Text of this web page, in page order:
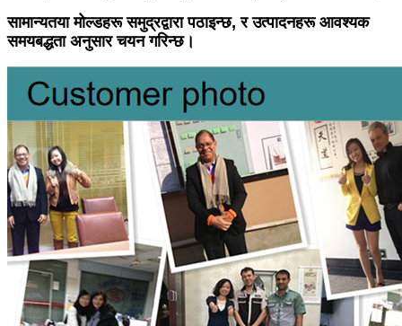
सामान्यतया मोल्डहरू समुद्रद्वारा पठाइन्छ, र उत्पादनहरू आवश्यक
समयबद्धता अनुसार चयन गरिन्छ।